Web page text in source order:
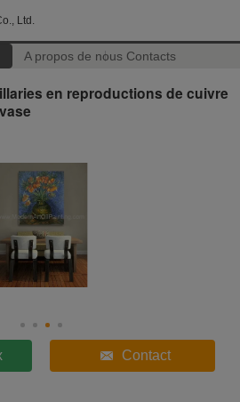
Ltd.
A propos de nous Contacts
en reproductions de cuivre
Contact